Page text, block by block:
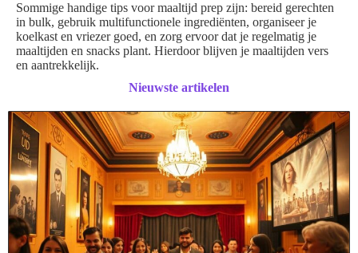
Sommige handige tips voor maaltijd prep zijn: bereid gerechten
in bulk, gebruik multifunctionele ingrediënten, organiseer je
koelkast en vriezer goed, en zorg ervoor dat je regelmatig je
maaltijden en snacks plant. Hierdoor blijven je maaltijden vers
en aantrekkelijk.
Nieuwste artikelen